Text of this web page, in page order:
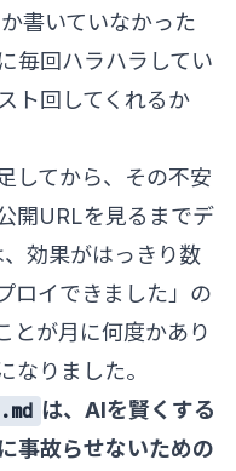
書いていなかった
毎回ハラハラしてい
ト回してくれるか
してから、その不安
開URLを見るまでデ
効果がはっきり数
ロイできました」の
とが月に何度かあり
なりました。
は、AIを賢くする
事故らせないための